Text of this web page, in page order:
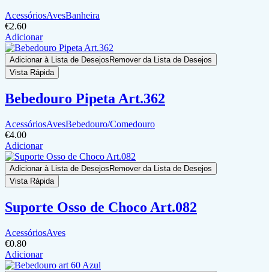
AcessóriosAvesBanheira
€2.60
Adicionar
Adicionar à Lista de Desejos Remover da Lista de Desejos
Vista Rápida
Bebedouro Pipeta Art.362
AcessóriosAvesBebedouro/Comedouro
€4.00
Adicionar
Adicionar à Lista de Desejos Remover da Lista de Desejos
Vista Rápida
Suporte Osso de Choco Art.082
AcessóriosAves
€0.80
Adicionar